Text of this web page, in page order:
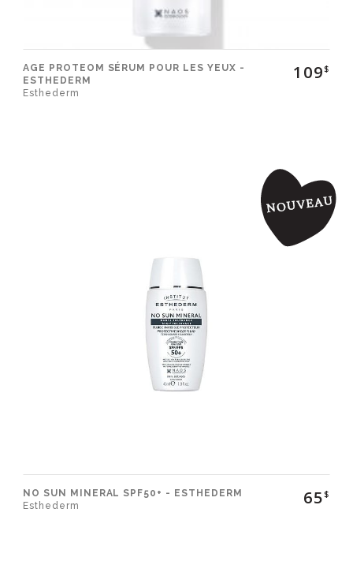
AGE PROTEOM SÉRUM POUR LES YEUX -
ESTHEDERM
Esthederm
109$
NO SUN MINERAL SPF50+ - ESTHEDERM
Esthederm
65$